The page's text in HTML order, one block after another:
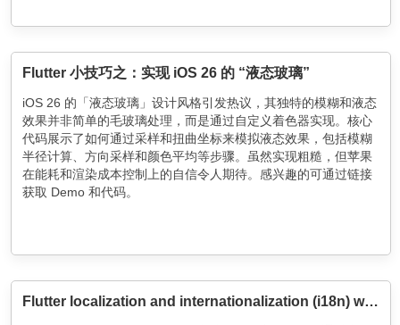
Flutter 小技巧之：实现 iOS 26 的 “液态玻璃”
iOS 26 的「液态玻璃」设计风格引发热议，其独特的模糊和液态
效果并非简单的毛玻璃处理，而是通过自定义着色器实现。核心
代码展示了如何通过采样和扭曲坐标来模拟液态效果，包括模糊
半径计算、方向采样和颜色平均等步骤。虽然实现粗糙，但苹果
在能耗和渲染成本控制上的自信令人期待。感兴趣的可通过链接
获取 Demo 和代码。
Flutter localization and internationalization (i18n) with examples